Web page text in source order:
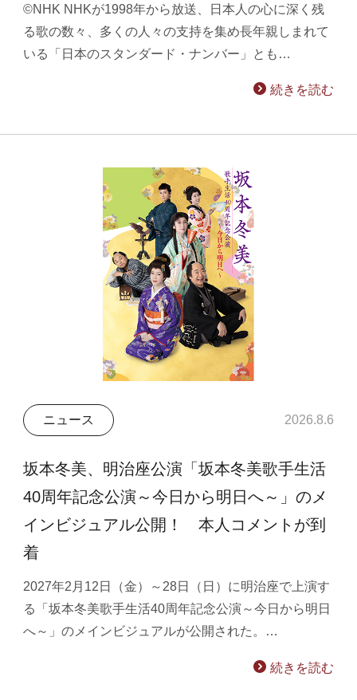
©NHK NHKが1998年から放送、日本人の心に深く残
る歌の数々、多くの人々の支持を集め長年親しまれて
いる「日本のスタンダード・ナンバー」とも…
続きを読む
ニュース 2026.8.6
坂本冬美、明治座公演「坂本冬美歌手生活
40周年記念公演～今日から明日へ～」のメ
インビジュアル公開！ 本人コメントが到
着
2027年2月12日（金）～28日（日）に明治座で上演す
る「坂本冬美歌手生活40周年記念公演～今日から明日
へ～」のメインビジュアルが公開された。…
続きを読む